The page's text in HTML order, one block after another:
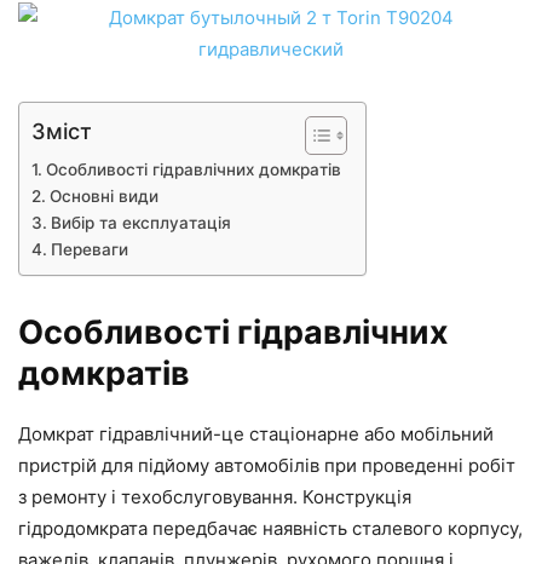
Зміст
Особливості гідравлічних домкратів
Основні види
Вибір та експлуатація
Переваги
Особливості гідравлічних
домкратів
Домкрат гідравлічний-це стаціонарне або мобільний
пристрій для підйому автомобілів при проведенні робіт
з ремонту і техобслуговування. Конструкція
гідродомкрата передбачає наявність сталевого корпусу,